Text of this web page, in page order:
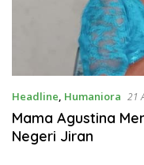
Headline, Humaniora 21
Mama Agustina
Negeri Jiran